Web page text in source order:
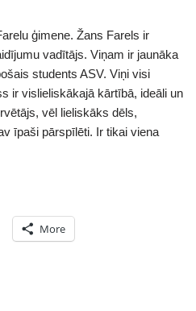
ģimene. Žans Farels ir
vadītājs. Viņam ir jaunāka
students ASV. Viņi visi
ir vislieliskākajā kārtībā, ideāli un
vēl lieliskāks dēls,
īpaši pārspīlēti. Ir tikai viena
More